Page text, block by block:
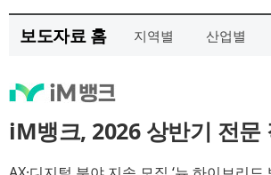
보도자료 홈 지역별 산업별
iM뱅크, 2026 상반기 전문